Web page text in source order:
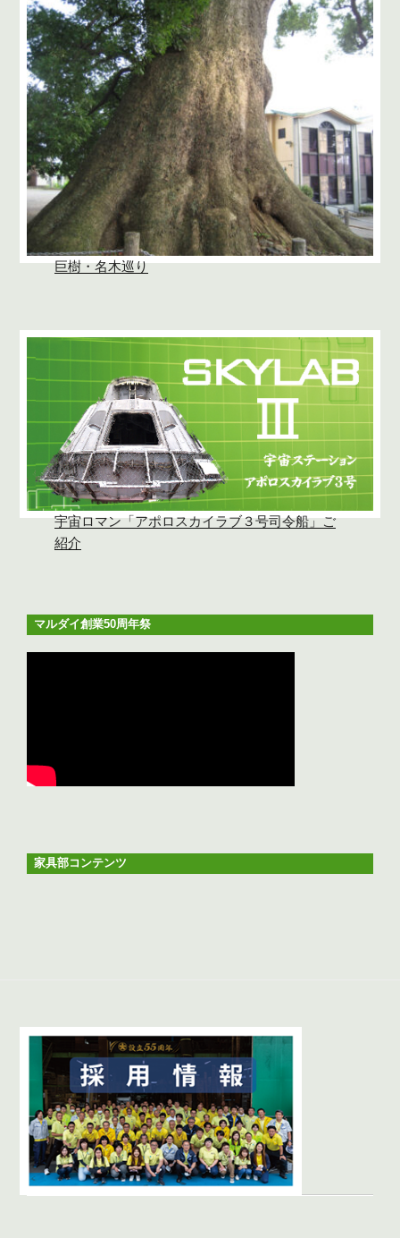
巨樹・名木巡り
宇宙ロマン「アポロスカイラブ３号司令船」ご
紹介
マルダイ創業50周年祭
家具部コンテンツ